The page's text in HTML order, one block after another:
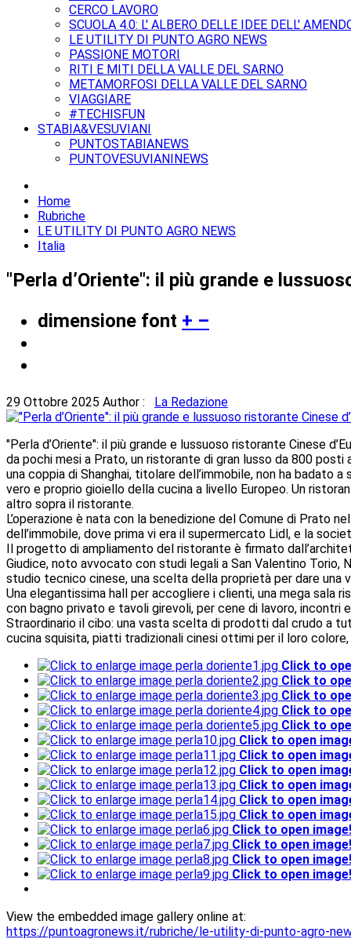
CERCO LAVORO
SCUOLA 4.0: L' ALBERO DELLE IDEE DELL'
LE UTILITY DI PUNTO AGRO NEWS
PASSIONE MOTORI
RITI E MITI DELLA VALLE DEL SARNO
METAMORFOSI DELLA VALLE DEL SARNO
VIAGGIARE
#TECHISFUN
STABIA&VESUVIANI
PUNTOSTABIANEWS
PUNTOVESUVIANINEWS
Home
Rubriche
LE UTILITY DI PUNTO AGRO NEWS
Italia
"Perla d’Oriente": il più grande e
dimensione font + –
29 Ottobre 2025 Author : La Redazione
"Perla d’Oriente": il più grande e lussuoso ristorante Cinese
da pochi mesi a Prato, un ristorante di gran lusso da 800 posti
una coppia di Shanghai, titolare dell’immobile, non ha
vero e proprio gioiello della cucina a livello Europeo. Un
altro sopra il ristorante.
L’operazione è nata con la benedizione del Comune di Prato
dell’immobile, dove prima vi era il supermercato Lidl, e la
Il progetto di ampliamento del ristorante è firmato
Giudice, noto avvocato con studi legali a San Valentino Torio,
studio tecnico cinese, una scelta della proprietà per dare una
Una elegantissima hall per accogliere i clienti, una mega sala
con bagno privato e tavoli girevoli, per cene di lavoro,
Straordinario il cibo: una vasta scelta di prodotti dal crudo a
cucina squisita, piatti tradizionali cinesi ottimi per il loro
Click to
Click to
Click to
Click to
Click to
Click to open
Click to open
Click to open
Click to open
Click to open
Click to open
Click to open image!
Click to open image!
Click to open image!
Click to open image!
View the embedded image gallery online at:
https://puntoagronews.it/rubriche/le-utility-di-punto-agro-